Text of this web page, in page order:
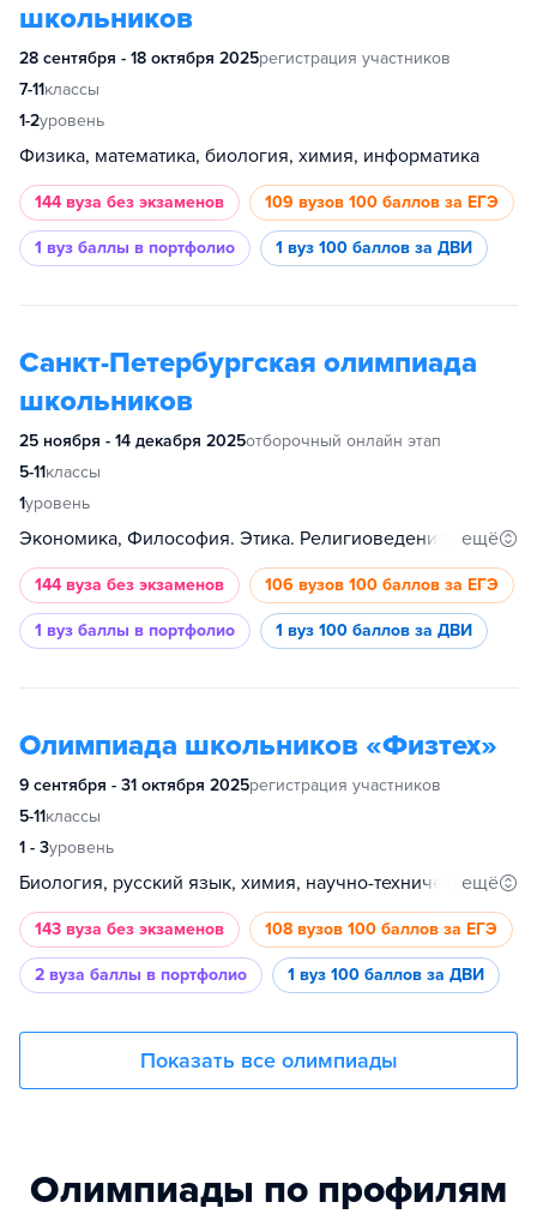
школьников
28 сентября - 18 октября 2025регистрация участников
7-11классы
1-2уровень
Физика, математика, биология, химия, информатика
144 вуза без экзаменов 109 вузов 100 баллов за ЕГЭ
1 вуз баллы в портфолио 1 вуз 100 баллов за ДВИ
Санкт-Петербургская олимпиада
школьников
25 ноября - 14 декабря 2025отборочный онлайн этап
5-11классы
1уровень
Экономика, Философия. Этика. Религиоведение, филология, физика, современный менеджер, психология, право, политология, Планета Земля, обществознание, международные отношения, математическое моделирование и искусственный интеллект, история, информатика, иностранный язык, инженерные системы, журналистика, гуманитарные и социальные науки, география, биология, химия, математика, медицина
ещё
144 вуза без экзаменов 106 вузов 100 баллов за ЕГЭ
1 вуз баллы в портфолио 1 вуз 100 баллов за ДВИ
Олимпиада школьников «Физтех»
9 сентября - 31 октября 2025регистрация участников
5-11классы
1 - 3уровень
Биология, русский язык, химия, научно-технический, инженерное дело, физика, математика
ещё
143 вуза без экзаменов 108 вузов 100 баллов за ЕГЭ
2 вуза баллы в портфолио 1 вуз 100 баллов за ДВИ
Показать все олимпиады
Олимпиады по профилям